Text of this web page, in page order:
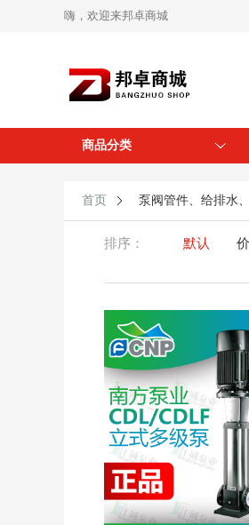
嗨，欢迎来邦卓商城
商品分类
首页 泵阀管件、给排水
排序： 默认